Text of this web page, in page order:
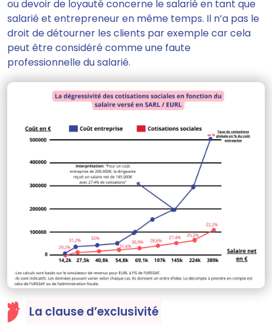
ou devoir de loyauté concerne le salarié en tant que
salarié et entrepreneur en même temps. Il n’a pas le
droit de détourner les clients par exemple car cela
peut être considéré comme une faute
professionnelle du salarié.
La clause d’exclusivité